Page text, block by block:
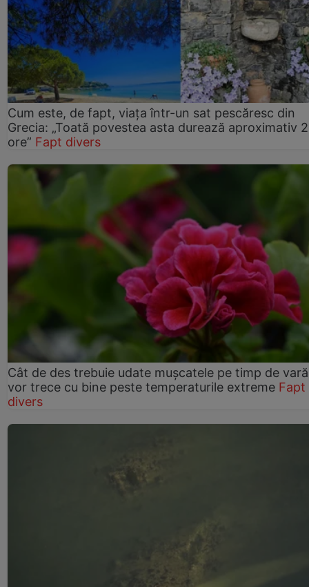
Cum este, de fapt, viața într-un sat pescăresc din
Grecia: „Toată povestea asta durează aproximativ
ore” Fapt divers
Cât de des trebuie udate mușcatele pe timp de
vor trece cu bine peste temperaturile extreme Fapt
divers